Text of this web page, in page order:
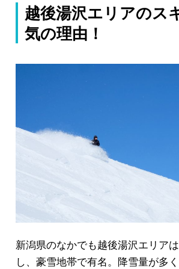
越後湯沢エリアのス
気の理由！
新潟県のなかでも越後湯沢エリア
し、豪雪地帯で有名。降雪量が多